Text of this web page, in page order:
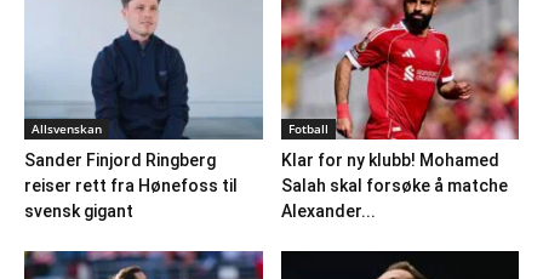
Allsvenskan
Sander Finjord Ringberg
reiser rett fra Hønefoss til
svensk gigant
Fotball
Klar for ny klubb! Mohamed
Salah skal forsøke å matche
Alexander...